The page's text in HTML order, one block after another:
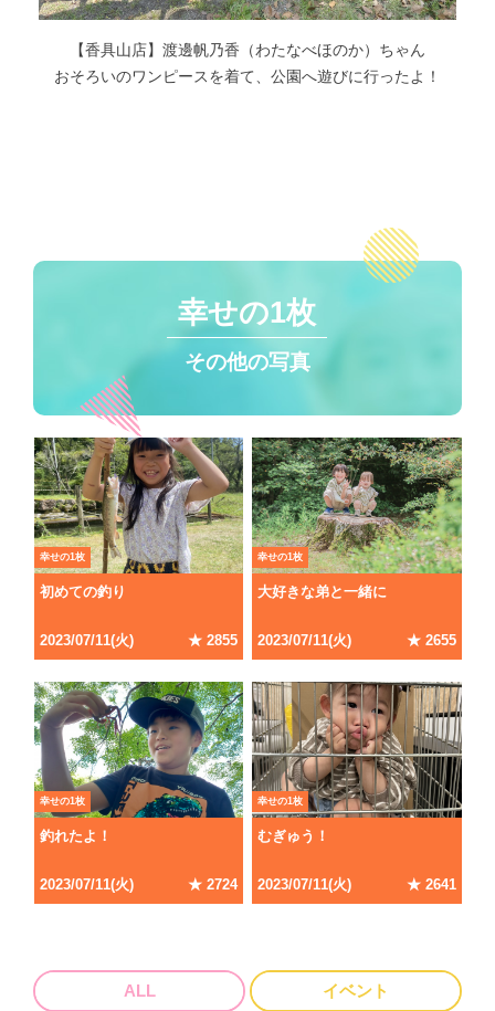
【香具山店】渡邊帆乃香（わたなべほのか）ちゃん
おそろいのワンピースを着て、公園へ遊びに行ったよ！
幸せの1枚
その他の写真
幸せの1枚
初めての釣り
2023/07/11(火) ★ 2855
幸せの1枚
大好きな弟と一緒に
2023/07/11(火) ★ 2655
幸せの1枚
釣れたよ！
2023/07/11(火) ★ 2724
幸せの1枚
むぎゅう！
2023/07/11(火) ★ 2641
ALL イベント